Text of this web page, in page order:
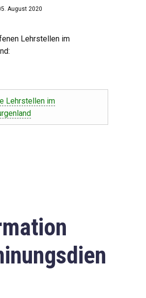
August 2020
Lehrstellen im
Lehrstellen im